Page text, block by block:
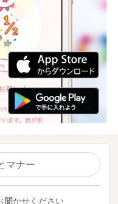
マナー
聞かせください